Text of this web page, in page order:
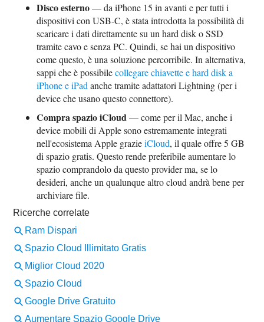
Disco esterno— da iPhone 15 in avanti e per tutti i
dispositivi con USB-C, è stata introdotta la possibilità di
scaricare i dati direttamente su un hard disk o SSD
tramite cavo e senza PC. Quindi, se hai un dispositivo
come questo, è una soluzione percorribile. In alternativa,
sappi che è possibilecollegare chiavette e hard disk a
iPhone e iPadanche tramite adattatori Lightning (per i
device che usano questo connettore).
Compra spazio iCloud— come per il Mac, anche i
device mobili di Apple sono estremamente integrati
nell'ecosistema Apple grazieiCloud, il quale offre 5 GB
di spazio gratis. Questo rende preferibile aumentare lo
spazio comprandolo da questo provider ma, se lo
desideri, anche un qualunque altro cloud andrà bene per
archiviare file.